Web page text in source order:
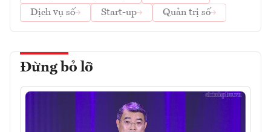
Dịch vụ số
Start-up Quản trị số
Đừng bỏ lỡ